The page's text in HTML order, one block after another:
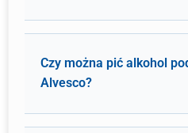
Czy można pić alkohol
Alvesco?